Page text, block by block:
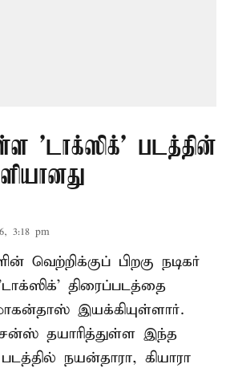
'டாக்‌ஸிக்' படத்தின்
3:18 pm
வெற்றிக்குப் பிறகு நடிகர்
திரைப்படத்தை
இயக்கியுள்ளார்.
தயாரித்துள்ள இந்த
நயன்தாரா, கியாரா